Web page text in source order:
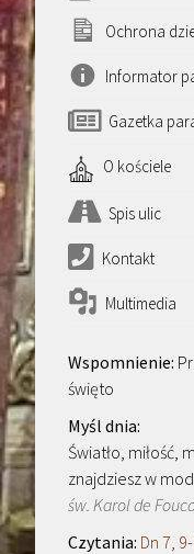
Ochrona
Informator
Gazetka
O kościele
Spis ulic
Kontakt
Multimedia
święto
Światło, miłość,
znajdziesz w
św. Karol de
Dn 7,